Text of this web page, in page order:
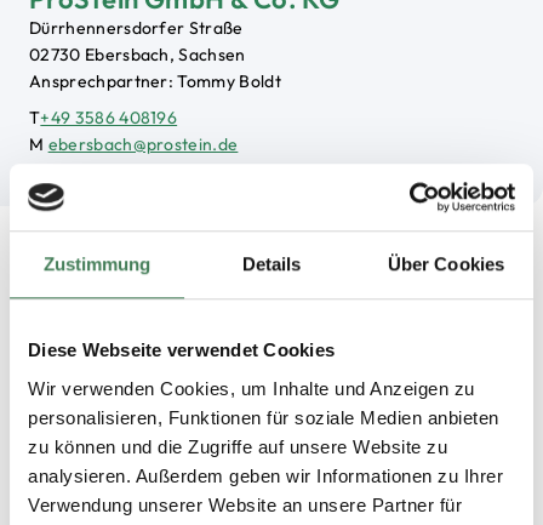
Zustimmung Details Über Cookies
Diese Webseite verwendet Cookies
Wir verwenden Cookies, um Inhalte und Anzeigen zu
personalisieren, Funktionen für soziale Medien anbieten
zu können und die Zugriffe auf unsere Website zu
analysieren. Außerdem geben wir Informationen zu Ihrer
Verwendung unserer Website an unsere Partner für
Dürrhennersdorfer Straße
02730 Ebersbach, Sachsen
Ansprechpartner: Tommy Boldt
T+49 3586 408196
M ebersbach@prostein.de